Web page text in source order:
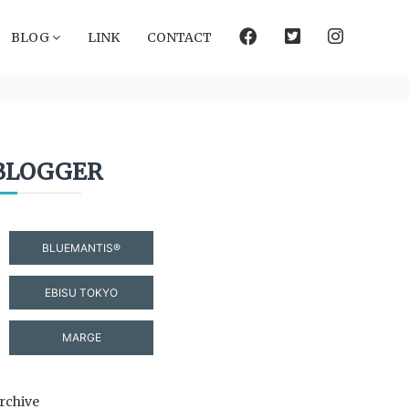
BLOG LINK CONTACT facebookTwitterinstagram
BLUEMANTIS®
EBISU TOKYO
MARGE